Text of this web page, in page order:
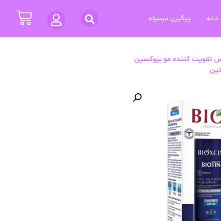
پیگیری مرسوله
تقویت کننده مو بیوکسین